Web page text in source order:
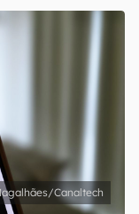
Canaltech